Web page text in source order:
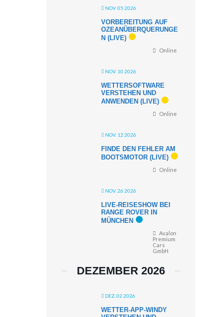
NOV. 05 2026
VORBEREITUNG AUF
OZEANÜBERQUERUNGE
N (LIVE)
Online
NOV. 10 2026
WETTERSOFTWARE
VERSTEHEN UND
ANWENDEN (LIVE)
Online
NOV. 12 2026
FINDE DEN FEHLER AM
BOOTSMOTOR (LIVE)
Online
NOV. 26 2026
LIVE-REISESHOW BEI
RANGE ROVER IN
MÜNCHEN
Avalon
Premium
Cars
GmbH
DEZEMBER 2026
DEZ. 02 2026
WETTER-APP-WINDY